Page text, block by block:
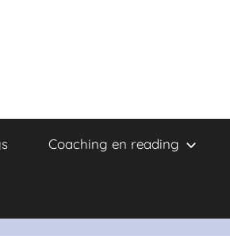
Coaching en reading